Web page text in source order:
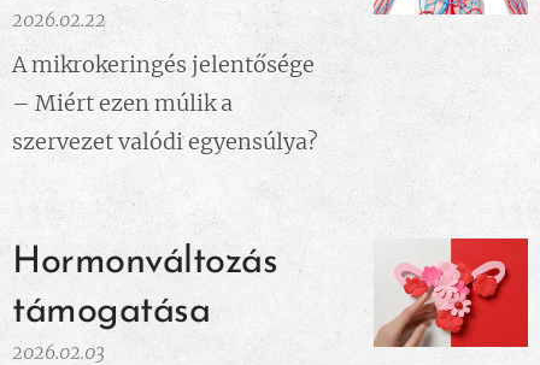
2026.02.22
A mikrokeringés jelentősége
– Miért ezen múlik a
szervezet valódi egyensúlya?
Hormonváltozás
támogatása
2026.02.03